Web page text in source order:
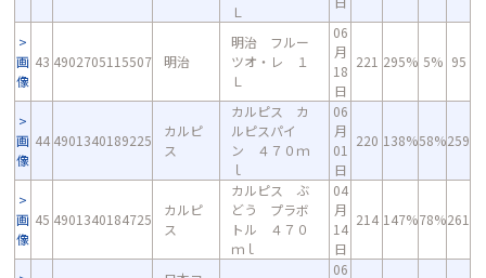
Ｌ
画
像
43 4902705115507 明治
明治 フルー
ツオ・レ １
Ｌ
06
月
18
日
221 295% 5% 95
画
像
44 4901340189225
カルピ
ス
カルピス カ
ルピスパイ
ン ４７０ｍ
ｌ
06
月
01
日
220 138%58%259
画
像
45 4901340184725
カルピ
ス
カルピス ぶ
どう プラボ
トル ４７０
ｍｌ
04
月
14
日
214 147%78%261
06